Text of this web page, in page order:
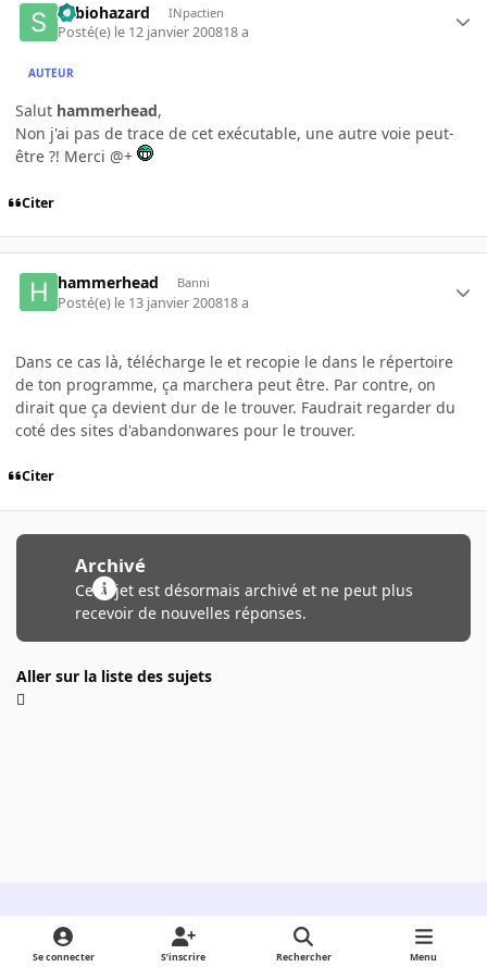
Sebiohazard INpactien
Posté(e) le 12 janvier 200818 a
AUTEUR
Salut hammerhead,
Non j'ai pas de trace de cet exécutable, une autre voie peut-
être ?! Merci @+
Citer
hammerhead Banni
Posté(e) le 13 janvier 200818 a
Dans ce cas là, télécharge le et recopie le dans le répertoire
de ton programme, ça marchera peut être. Par contre, on
dirait que ça devient dur de le trouver. Faudrait regarder du
coté des sites d'abandonwares pour le trouver.
Citer
Archivé
Ce sujet est désormais archivé et ne peut plus
recevoir de nouvelles réponses.
Aller sur la liste des sujets
Light ModeDark ModeSystem Preference
Se connecter S’inscrire Rechercher Menu